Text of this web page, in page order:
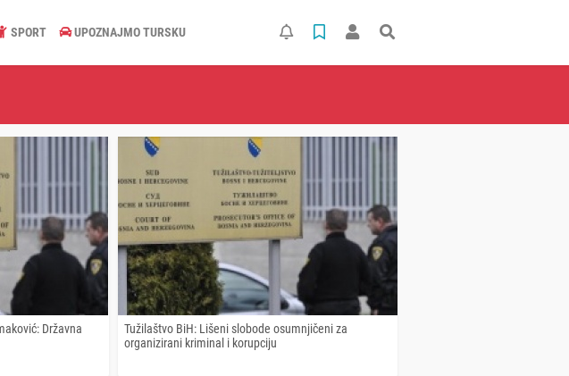
SPORT UPOZNAJMO TURSKU
Državna
Tužilaštvo BiH: Lišeni slobode osumnjičeni za
organizirani kriminal i korupciju